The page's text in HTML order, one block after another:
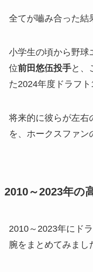
全てが嚙み合った結
小学生の頃から野球
位前田悠伍投手と、
た2024年度ドラフト
将来的に彼らが左右
を、ホークスファン
2010～2023年の
2010～2023年にド
腕をまとめてみまし